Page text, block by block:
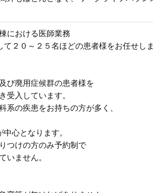
における医師業務
２０～２５名ほどの患者様をお任せしま
び廃用症候群の患者様を
入しています。
系の疾患をお持ちの方が多く、
心となります。
つけの方のみ予約制で
いません。